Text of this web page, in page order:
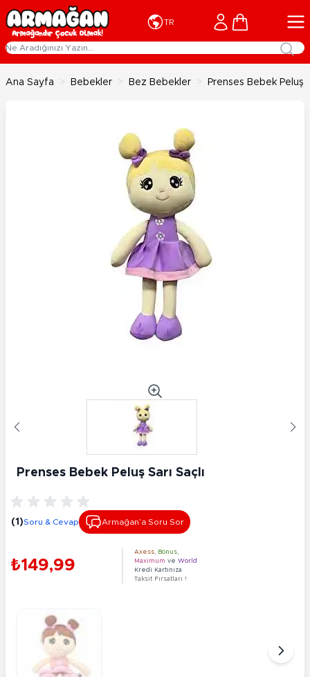
İçeriğe geç
TR Cart
Ana Sayfa > Bebekler > Bez Bebekler > Prenses Bebek Peluş
Prenses Bebek Peluş Sarı Saçlı
(1)Soru & Cevap Armağan’a Soru Sor
₺149,99
Axess Bonus
Maximum ve World
Kredi Kartınıza
Taksit Fırsatları !